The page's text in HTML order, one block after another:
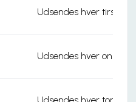
Udsendes hver tirsdag
Udsendes hver onsdag